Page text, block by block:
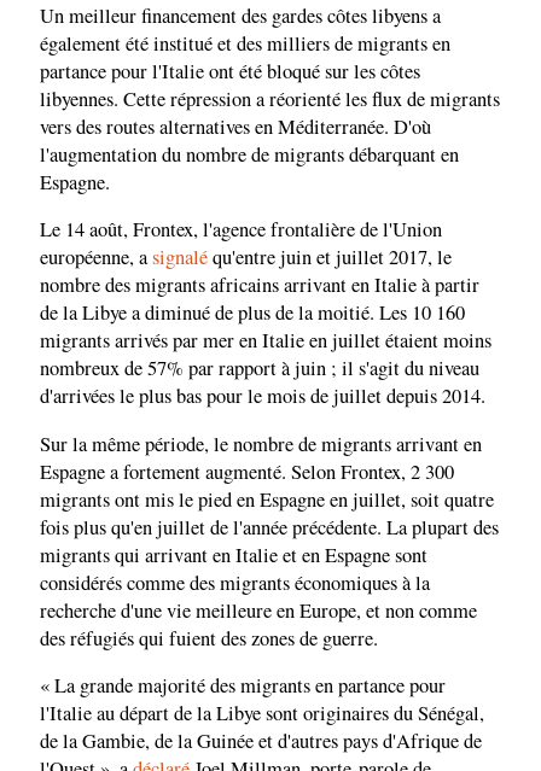
Un meilleur financement des gardes côtes libyens a
également été institué et des milliers de migrants en
partance pour l'Italie ont été bloqué sur les côtes
libyennes. Cette répression a réorienté les flux de migrants
vers des routes alternatives en Méditerranée. D'où
l'augmentation du nombre de migrants débarquant en
Espagne.
Le 14 août, Frontex, l'agence frontalière de l'Union
européenne, asignaléqu'entre juin et juillet 2017, le
nombre des migrants africains arrivant en Italie à partir
de la Libye a diminué de plus de la moitié. Les 10 160
migrants arrivés par mer en Italie en juillet étaient moins
nombreux de 57% par rapport à juin ; il s'agit du niveau
d'arrivées le plus bas pour le mois de juillet depuis 2014.
Sur la même période, le nombre de migrants arrivant en
Espagne a fortement augmenté. Selon Frontex, 2 300
migrants ont mis le pied en Espagne en juillet, soit quatre
fois plus qu'en juillet de l'année précédente. La plupart des
migrants qui arrivant en Italie et en Espagne sont
considérés comme des migrants économiques à la
recherche d'une vie meilleure en Europe, et non comme
des réfugiés qui fuient des zones de guerre.
« La grande majorité des migrants en partance pour
l'Italie au départ de la Libye sont originaires du Sénégal,
de la Gambie, de la Guinée et d'autres pays d'Afrique de